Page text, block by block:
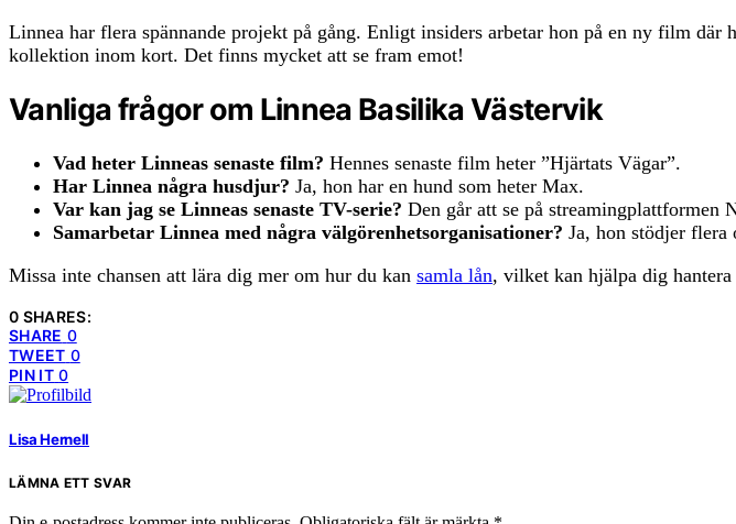
Linnea har flera spännande projekt på gång. Enligt insiders arbetar hon på en ny film
kollektion inom kort. Det finns mycket att se fram emot!
Vanliga frågor om Linnea Basilika Västervik
Vad heter Linneas senaste film? Hennes senaste film heter ”Hjärtats Vägar”.
Har Linnea några husdjur? Ja, hon har en hund som heter Max.
Var kan jag se Linneas senaste TV-serie? Den går att se på streamingplattformen
Samarbetar Linnea med några välgörenhetsorganisationer? Ja, hon stödjer flera
Missa inte chansen att lära dig mer om hur du kan samla lån, vilket kan hjälpa dig
0 SHARES:
SHARE 0
TWEET 0
PIN IT 0
Lisa Hernell
LÄMNA ETT SVAR